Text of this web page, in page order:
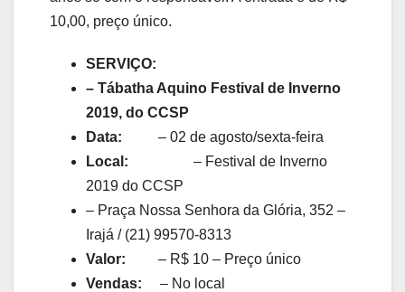
10,00, preço único.
SERVIÇO:
– Tábatha Aquino Festival de Inverno
2019, do CCSP
Data: – 02 de agosto/sexta-feira
Local: – Festival de Inverno
2019 do CCSP
– Praça Nossa Senhora da Glória, 352 –
Irajá / (21) 99570-8313
Valor: – R$ 10 – Preço único
Vendas: – No local